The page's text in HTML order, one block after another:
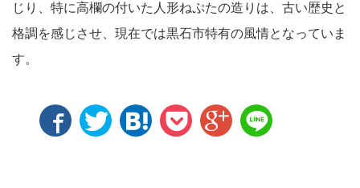
じり、特に高欄の付いた人形ねぷたの造りは、古い歴史と
格調を感じさせ、現在では黒石市特有の風情となっていま
す。